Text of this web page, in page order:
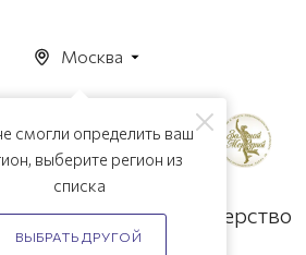
Москва
смогли определить ваш
выберите регион из
списка
ВЫБРАТЬ ДРУГОЙ
Акции Партнерство